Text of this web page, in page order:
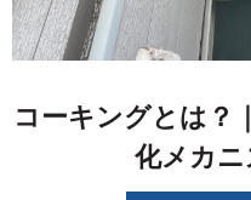
コーキングとは？
化メカ